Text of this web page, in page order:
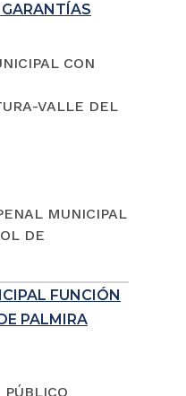
CON
VALLE DEL
MUNICIPAL
DE
FUNCIÓN
PALMIRA